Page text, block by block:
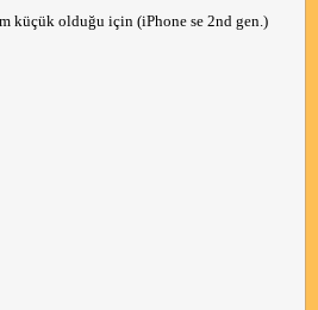
küçük olduğu için (iPhone se 2nd gen.)